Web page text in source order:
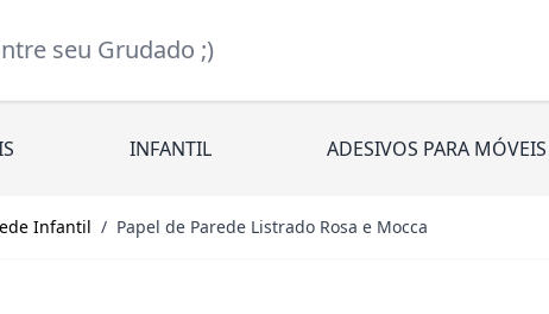
seu Grudado ;)
INFANTIL ADESIVOS PARA MÓVEIS
Infantil / Papel de Parede Listrado Rosa e Mocca